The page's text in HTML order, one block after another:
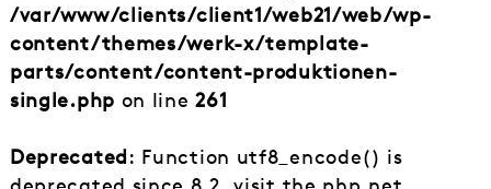
/var/www/clients/client1/web21/web/wp-
content/themes/werk-x/template-
parts/content/content-produktionen-
single.php on line261
Deprecated: Function utf8_encode() is